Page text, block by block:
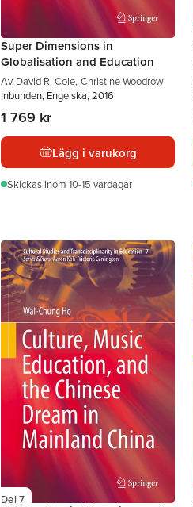
Super Dimensions in
Globalisation and Education
Av David R. Cole, Christine Woodrow
Inbunden, Engelska, 2016
1 769 kr
Lägg i varukorg
Skickas inom 10-15 vardagar
Del 7